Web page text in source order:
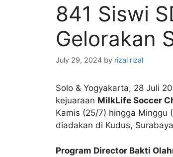
841 Siswi
Gelorakan
July 29, 2024 by rizal rizal
Solo & Yogyakarta, 28 Juli
kejuaraan MilkLife Soccer
Kamis (25/7) hingga Minggu
diadakan di Kudus,
Program Director Bakti